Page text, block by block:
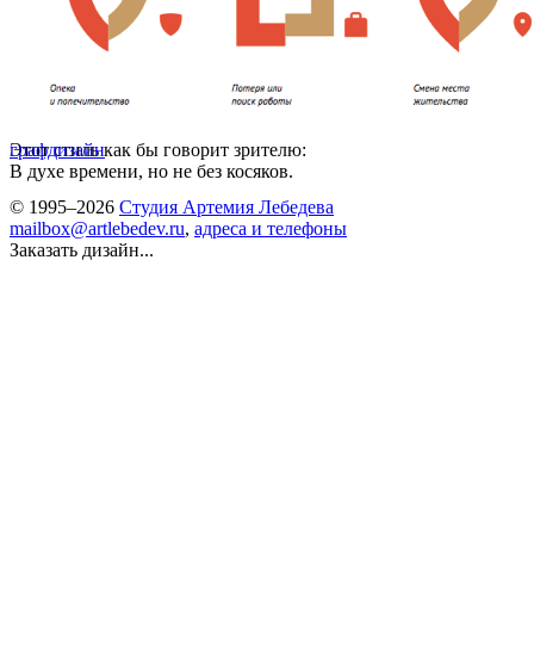
Этот стиль как бы говорит зрителю:
В духе времени, но не без косяков.
графдизайн
© 1995–2026 Студия Артемия Лебедева
mailbox@artlebedev.ru, адреса и телефоны
Заказать дизайн...